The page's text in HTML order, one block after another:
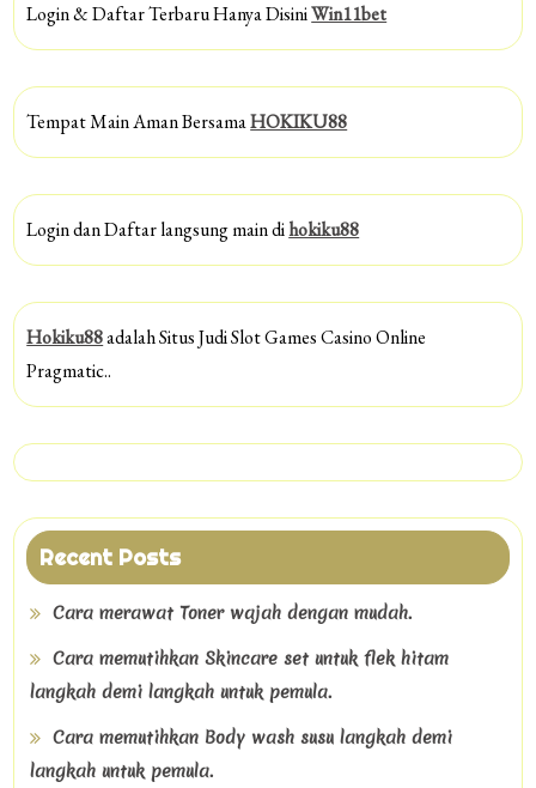
Login & Daftar Terbaru Hanya DisiniWin11bet
Tempat Main Aman BersamaHOKIKU88
Login dan Daftar langsung main dihokiku88
Hokiku88adalah Situs Judi Slot Games Casino Online
Pragmatic..
Recent Posts
Cara merawat Toner wajah dengan mudah.
Cara memutihkan Skincare set untuk flek hitam
langkah demi langkah untuk pemula.
Cara memutihkan Body wash susu langkah demi
langkah untuk pemula.